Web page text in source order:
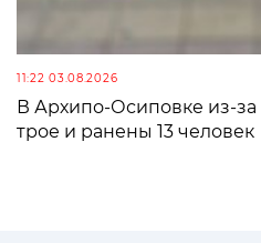
11:22 03.08.2026
В Архипо-Осиповке из-
трое и ранены 13 человек